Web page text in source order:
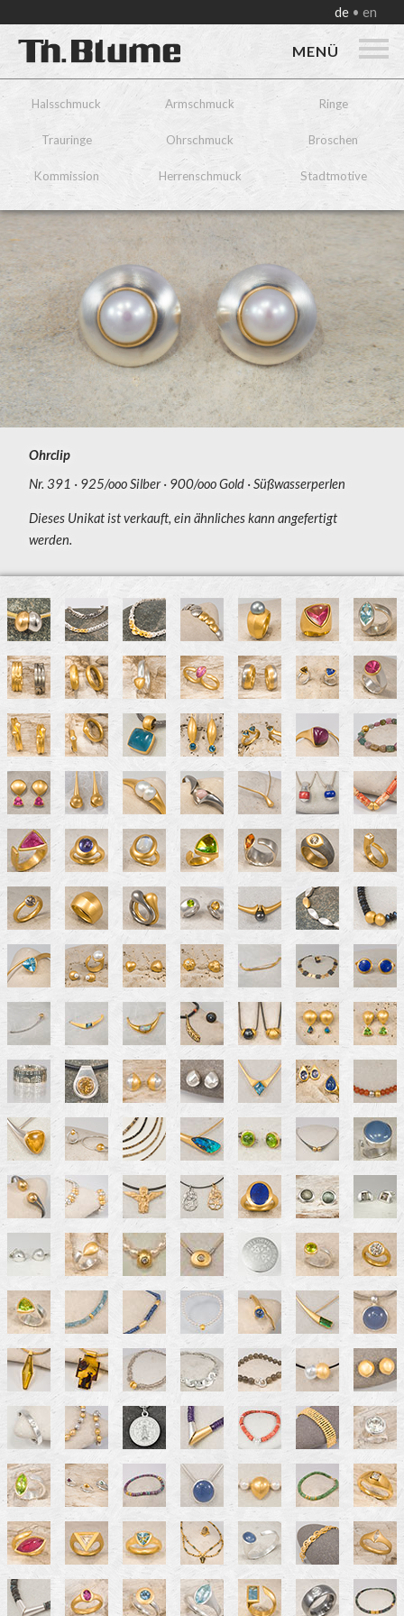
de en
MENÜ
Halsschmuck Armschmuck Ringe
Trauringe Ohrschmuck Broschen
Kommission Herrenschmuck Stadtmotive
Ohrclip
Nr. 391
925/ooo Silber 900/ooo Gold Süßwasserperlen
Dieses Unikat ist verkauft, ein ähnliches kann angefertigt
werden.